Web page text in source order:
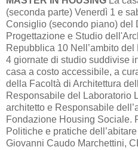
(seconda parte) Venerdì 1 e
Consiglio (secondo piano) del
Progettazione e Studio
Repubblica 10 Nell’ambito
4 giornate di studio suddivise
casa a costo accessibile, a
della Facoltà di Architettura
Responsabile del Laboratorio
architetto e Responsabile
Fondazione Housing Sociale.
Politiche e pratiche
Giovanni Caudo Marchettini,